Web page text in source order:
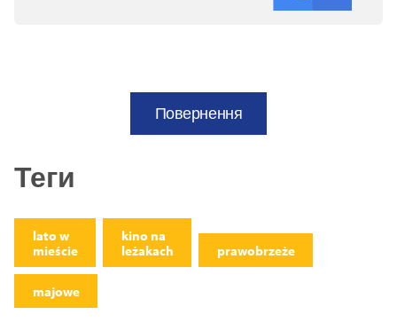
Повернення
Теги
lato w
mieście
kino na
leżakach
prawobrzeże
majowe